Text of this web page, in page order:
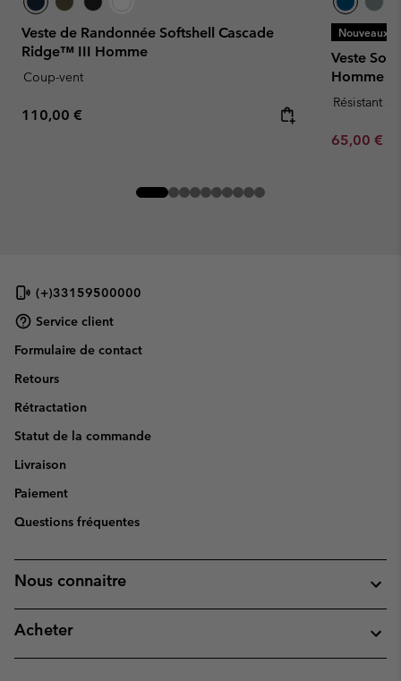
Veste de Randonnée Softshell Cascade
Ridge™ III Homme
Coup-vent
Regular price:
110,00 €
Nouveaux
Veste
Homme
Résistant à
Minimum
65,00 €
(+)33159500000
Service client
Formulaire de contact
Retours
Rétractation
Statut de la commande
Livraison
Paiement
Questions fréquentes
Nous connaitre
Acheter